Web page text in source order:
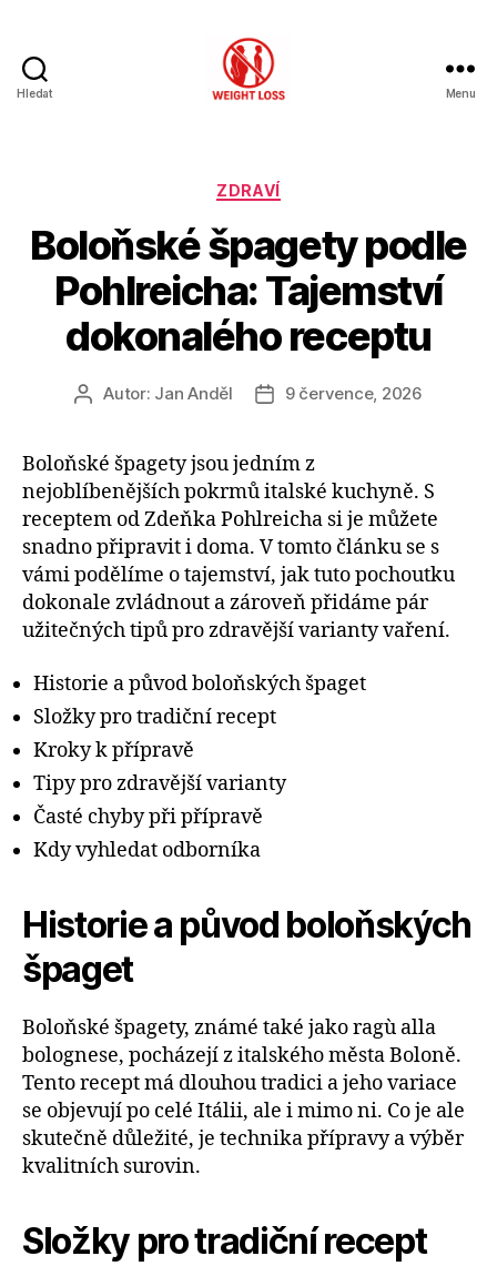
Hledat Menu
Rubriky
ZDRAVÍ
Boloňské špagety podle
Pohlreicha: Tajemství
dokonalého receptu
AutorAutor: Jan Anděl
Datum
9 července, 2026
Boloňské špagety jsou jedním z
nejoblíbenějších pokrmů italské kuchyně. S
receptem od Zdeňka Pohlreicha si je můžete
snadno připravit i doma. V tomto článku se s
vámi podělíme o tajemství, jak tuto pochoutku
dokonale zvládnout a zároveň přidáme pár
užitečných tipů pro zdravější varianty vaření.
Historie a původ boloňských špaget
Složky pro tradiční recept
Kroky k přípravě
Tipy pro zdravější varianty
Časté chyby při přípravě
Kdy vyhledat odborníka
Historie a původ boloňských
špaget
Boloňské špagety, známé také jako ragù alla
bolognese, pocházejí z italského města Boloně.
Tento recept má dlouhou tradici a jeho variace
se objevují po celé Itálii, ale i mimo ni. Co je ale
skutečně důležité, je technika přípravy a výběr
kvalitních surovin.
Složky pro tradiční recept